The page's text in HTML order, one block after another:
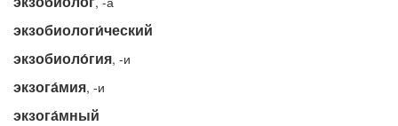
экзобиологи́ческий
экзобиоло́гия, -и
экзога́мия, -и
экзога́мный